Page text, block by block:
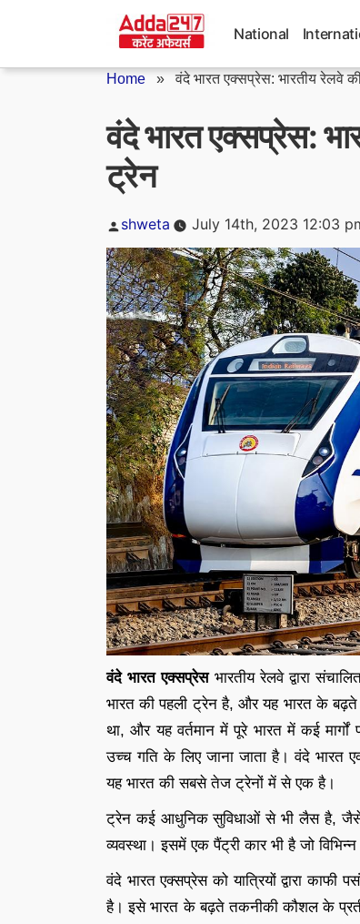
National
Home »वंदे भारत एक्सप्रेस: भारतीय रेलवे
वंदे भारत एक्सप्रेस:
ट्रेन
Posted
shweta July 14th, 2023 12:03
वंदे भारत एक्सप्रेसभारतीय रेलवे द्वारा
भारत की पहली ट्रेन है, और यह भारत के
था, और यह वर्तमान में पूरे भारत में कई
उच्च गति के लिए जाना जाता है। वंदे
यह भारत की सबसे तेज ट्रेनों में से एक है।
ट्रेन कई आधुनिक सुविधाओं से भी लैस है, जैसे
व्यवस्था। इसमें एक पैंट्री कार भी है जो
वंदे भारत एक्सप्रेस को यात्रियों द्वारा
है। इसे भारत के बढ़ते तकनीकी कौशल के